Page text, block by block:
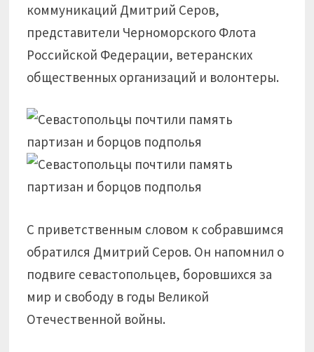
коммуникаций Дмитрий Серов,
представители Черноморского Флота
Российской Федерации, ветеранских
общественных организаций и волонтеры.
С приветственным словом к собравшимся
обратился Дмитрий Серов. Он напомнил о
подвиге севастопольцев, боровшихся за
мир и свободу в годы Великой
Отечественной войны.